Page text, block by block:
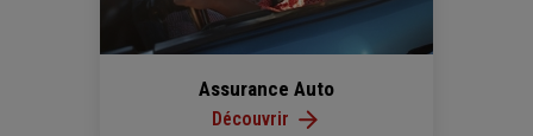
Assurance Auto
Découvrir